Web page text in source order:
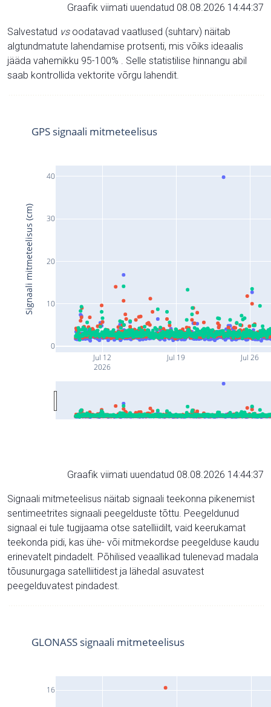
Graafik viimati uuendatud 08.08.2026 14:44:37
Salvestatud vsoodatavad vaatlused (suhtarv) näitab
algtundmatute lahendamise protsenti, mis võiks ideaalis
jääda vahemikku 95-100% . Selle statistilise hinnangu abil
saab kontrollida vektorite võrgu lahendit.
Jul 12
2026
Jul 19 Jul 26
0
10
20
30
40
GPS signaali mitmeteelisus
Signaali mitmeteelisus (cm)
Graafik viimati uuendatud 08.08.2026 14:44:37
Signaali mitmeteelisus näitab signaali teekonna pikenemist
sentimeetrites signaali peegelduste tõttu. Peegeldunud
signaal ei tule tugijaama otse satelliidilt, vaid keerukamat
teekonda pidi, kas ühe- või mitmekordse peegelduse kaudu
erinevatelt pindadelt. Põhilised veaallikad tulenevad madala
tõusunurgaga satelliitidest ja lähedal asuvatest
peegelduvatest pindadest.
16
GLONASS signaali mitmeteelisus